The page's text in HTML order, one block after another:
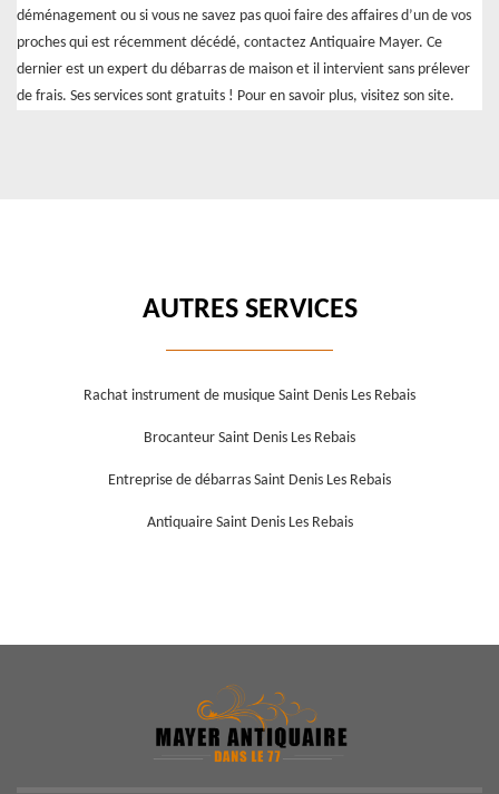
déménagement ou si vous ne savez pas quoi faire des affaires d’un de vos
proches qui est récemment décédé, contactez Antiquaire Mayer. Ce
dernier est un expert du débarras de maison et il intervient sans prélever
de frais. Ses services sont gratuits ! Pour en savoir plus, visitez son site.
AUTRES SERVICES
Rachat instrument de musique Saint Denis Les Rebais
Brocanteur Saint Denis Les Rebais
Entreprise de débarras Saint Denis Les Rebais
Antiquaire Saint Denis Les Rebais